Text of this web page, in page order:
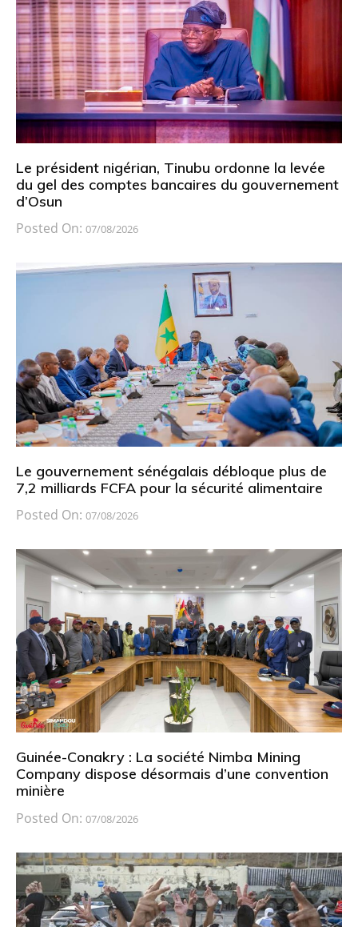
Le président nigérian, Tinubu ordonne la levée
du gel des comptes bancaires du gouvernement
d’Osun
Posted On: 07/08/2026
Le gouvernement sénégalais débloque plus de
7,2 milliards FCFA pour la sécurité alimentaire
Posted On: 07/08/2026
Guinée-Conakry : La société Nimba Mining
Company dispose désormais d’une convention
minière
Posted On: 07/08/2026